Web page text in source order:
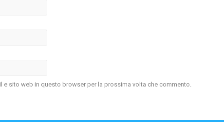
e sito web in questo browser per la prossima volta che commento.